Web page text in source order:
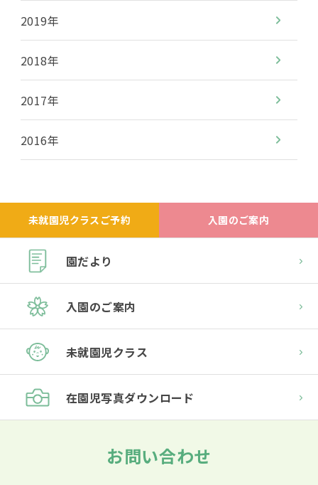
2019年
2018年
2017年
2016年
未就園児クラスご予約 入園のご案内
園だより
入園のご案内
未就園児クラス
在園児写真ダウンロード
お問い合わせ